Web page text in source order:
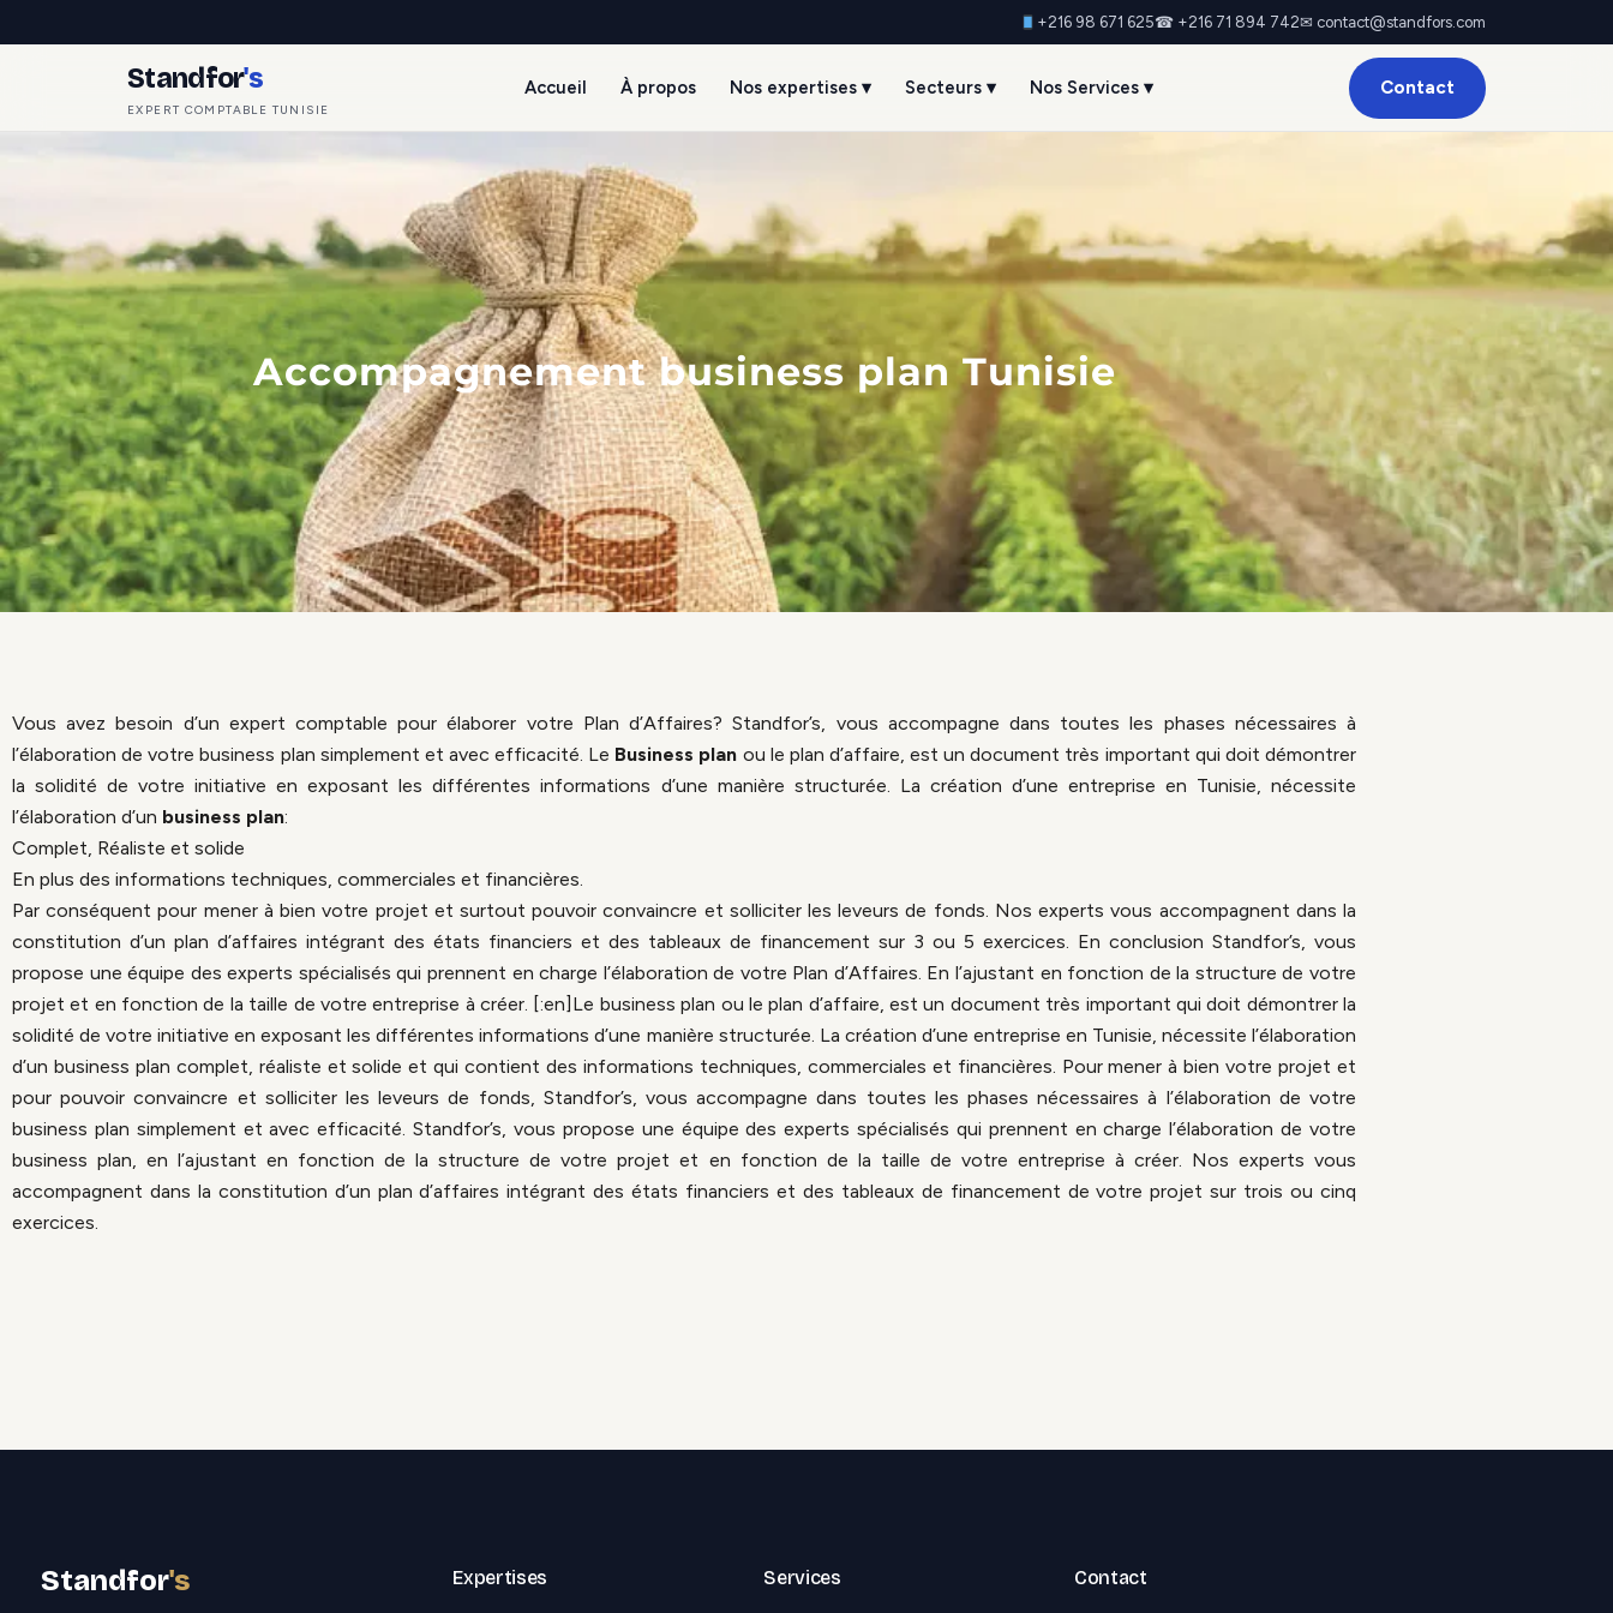
+216 98 671 625☎ +216 71 894 742✉ contact@standfors.com
Standfor's
EXPERT COMPTABLE TUNISIE
Accueil À propos Nos expertises ▾ Secteurs ▾ Nos Services ▾ Contact
Accompagnement business plan Tunisie
Vous avez besoin d’un expert comptable pour élaborer votre Plan d’Affaires? Standfor’s, vous accompagne dans toutes les phases nécessaires à
l’élaboration de votre business plan simplement et avec efficacité. Le Business plan ou le plan d’affaire, est un document très important qui doit démontrer
la solidité de votre initiative en exposant les différentes informations d’une manière structurée. La création d’une entreprise en Tunisie, nécessite
l’élaboration d’un business plan:
Complet, Réaliste et solide
En plus des informations techniques, commerciales et financières.
Par conséquent pour mener à bien votre projet et surtout pouvoir convaincre et solliciter les leveurs de fonds. Nos experts vous accompagnent dans la
constitution d’un plan d’affaires intégrant des états financiers et des tableaux de financement sur 3 ou 5 exercices. En conclusion Standfor’s, vous
propose une équipe des experts spécialisés qui prennent en charge l’élaboration de votre Plan d’Affaires. En l’ajustant en fonction de la structure de votre
projet et en fonction de la taille de votre entreprise à créer. [:en]Le business plan ou le plan d’affaire, est un document très important qui doit démontrer la
solidité de votre initiative en exposant les différentes informations d’une manière structurée. La création d’une entreprise en Tunisie, nécessite l’élaboration
d’un business plan complet, réaliste et solide et qui contient des informations techniques, commerciales et financières. Pour mener à bien votre projet et
pour pouvoir convaincre et solliciter les leveurs de fonds, Standfor’s, vous accompagne dans toutes les phases nécessaires à l’élaboration de votre
business plan simplement et avec efficacité. Standfor’s, vous propose une équipe des experts spécialisés qui prennent en charge l’élaboration de votre
business plan, en l’ajustant en fonction de la structure de votre projet et en fonction de la taille de votre entreprise à créer. Nos experts vous
accompagnent dans la constitution d’un plan d’affaires intégrant des états financiers et des tableaux de financement de votre projet sur trois ou cinq
exercices.
Standfor's Expertises Services Contact